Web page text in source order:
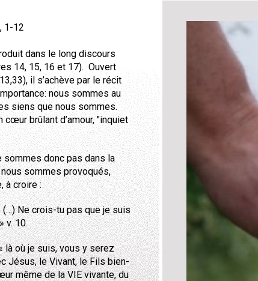
1-12
dans le long discours
14, 15, 16 et 17). Ouvert
il s’achève par le récit
nous sommes au
siens que nous sommes.
brûlant d’amour, "inquiet
sommes donc pas dans la
sommes provoqués,
à croire :
(…) Ne crois-tu pas que je suis
v. 10.
là où je suis, vous y serez
Jésus, le Vivant, le Fils bien-
même de la VIE vivante, du